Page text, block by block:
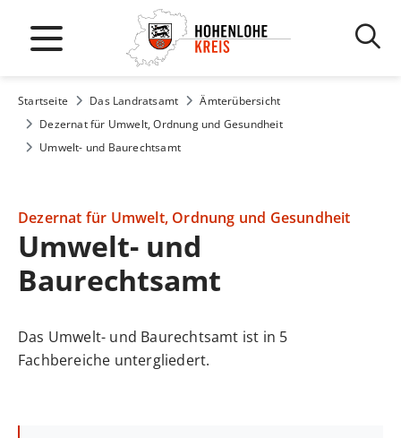
Startseite Das Landratsamt
Ämterübersicht
Dezernat für Umwelt, Ordnung und Gesundheit
Umwelt- und Baurechtsamt
Dezernat für Umwelt, Ordnung und Gesundheit
Umwelt- und
Baurechtsamt
Das Umwelt- und Baurechtsamt ist in 5
Fachbereiche untergliedert.